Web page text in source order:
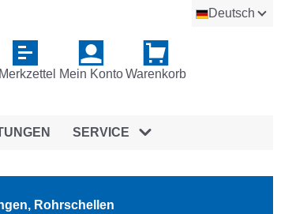
Deutsch
Merkzettel Mein KontoWarenkorb
SERVICE
Rohrschellen